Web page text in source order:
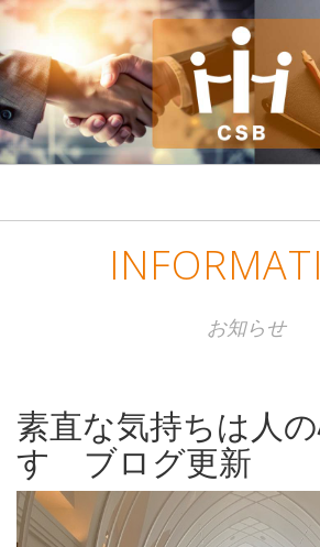
お知らせ
素直な気持ちは人
す ブログ更新